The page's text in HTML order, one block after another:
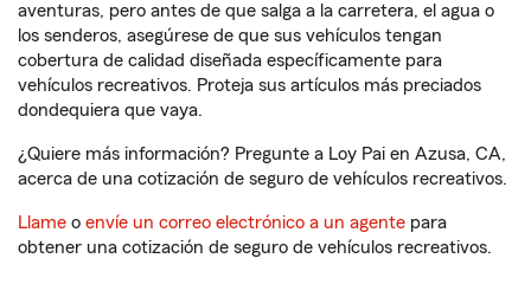
aventuras, pero antes de que salga a la carretera, el agua o
los senderos, asegúrese de que sus vehículos tengan
cobertura de calidad diseñada específicamente para
vehículos recreativos. Proteja sus artículos más preciados
dondequiera que vaya.
¿Quiere más información? Pregunte a Loy Pai en Azusa, CA,
acerca de una cotización de seguro de vehículos recreativos.
Llame o envíe un correo electrónico a un agente para
obtener una cotización de seguro de vehículos recreativos.